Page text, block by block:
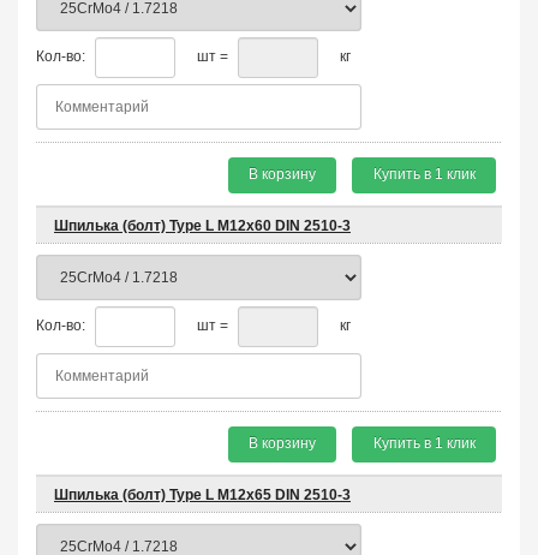
Кол-во: шт = кг
В корзину Купить в 1 клик
Шпилька (болт) Type L М12х60 DIN 2510-3
Кол-во: шт = кг
В корзину Купить в 1 клик
Шпилька (болт) Type L М12х65 DIN 2510-3